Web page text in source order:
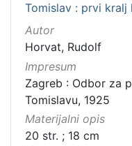
Tomislav : prvi
Autor
Horvat, Rudolf
Impresum
Zagreb : Odbor za
Tomislavu, 1925
Materijalni opis
20 str. ; 18 cm